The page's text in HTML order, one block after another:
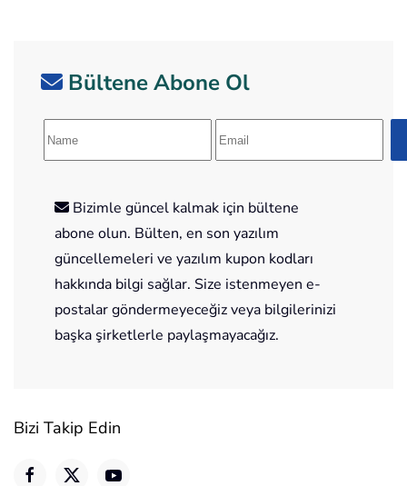
Bültene Abone Ol
Bizimle güncel kalmak için bültene
abone olun. Bülten, en son yazılım
güncellemeleri ve yazılım kupon kodları
hakkında bilgi sağlar. Size istenmeyen e-
postalar göndermeyeceğiz veya bilgilerinizi
başka şirketlerle paylaşmayacağız.
Bizi Takip Edin